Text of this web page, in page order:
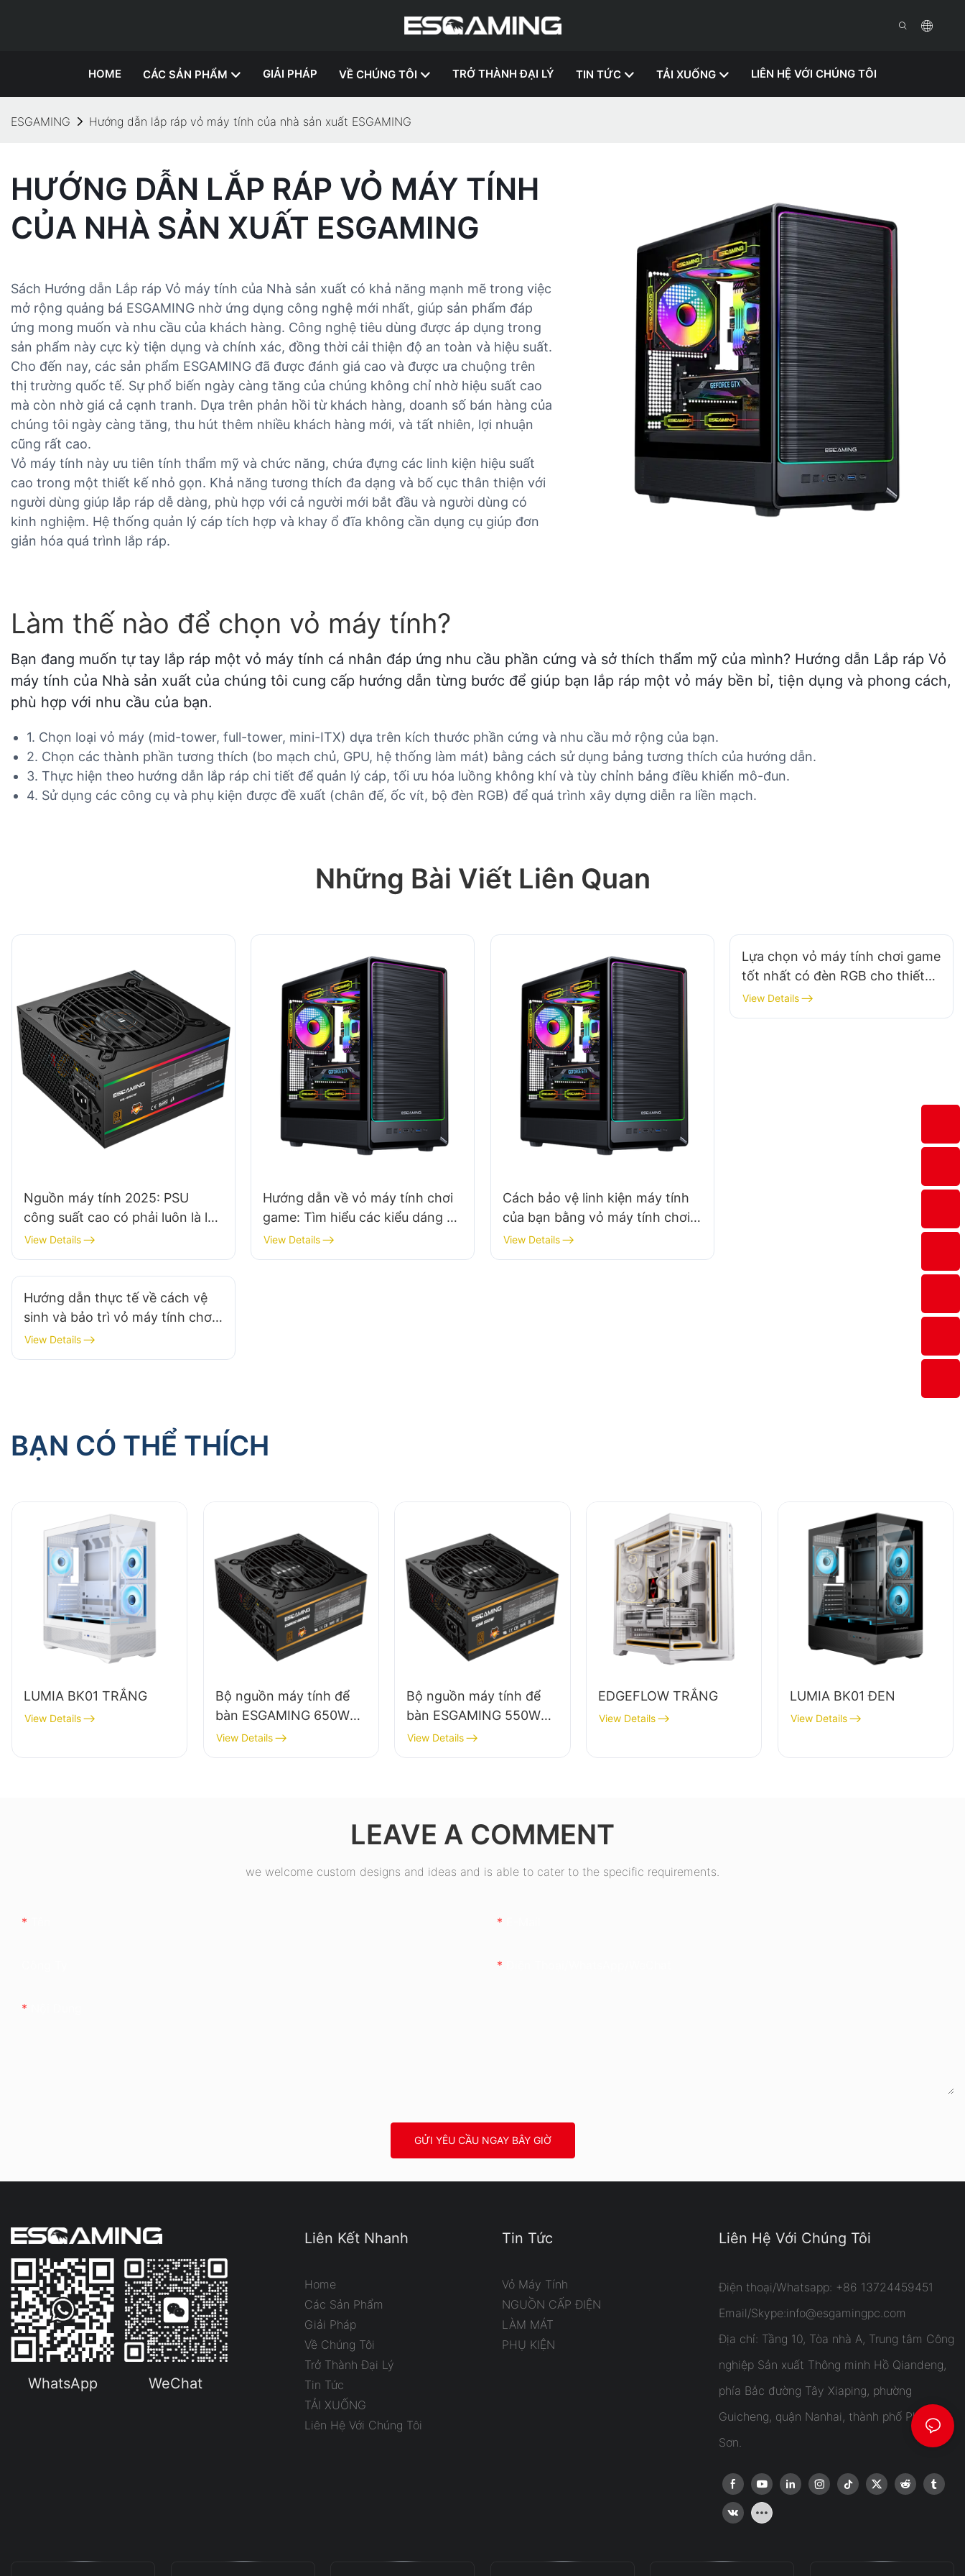
HOME CÁC SẢN PHẨM GIẢI PHÁP VỀ CHÚNG TÔI TRỞ THÀNH ĐẠI LÝ TIN TỨC TẢI XUỐNG LIÊN HỆ VỚI CHÚNG TÔI
ESGAMING Hướng dẫn lắp ráp vỏ máy tính của nhà sản xuất ESGAMING
HƯỚNG DẪN LẮP RÁP VỎ MÁY TÍNH
CỦA NHÀ SẢN XUẤT ESGAMING
Sách Hướng dẫn Lắp ráp Vỏ máy tính của Nhà sản xuất có khả năng mạnh mẽ trong việc
mở rộng quảng bá ESGAMING nhờ ứng dụng công nghệ mới nhất, giúp sản phẩm đáp
ứng mong muốn và nhu cầu của khách hàng. Công nghệ tiêu dùng được áp dụng trong
sản phẩm này cực kỳ tiện dụng và chính xác, đồng thời cải thiện độ an toàn và hiệu suất.
Cho đến nay, các sản phẩm ESGAMING đã được đánh giá cao và được ưa chuộng trên
thị trường quốc tế. Sự phổ biến ngày càng tăng của chúng không chỉ nhờ hiệu suất cao
mà còn nhờ giá cả cạnh tranh. Dựa trên phản hồi từ khách hàng, doanh số bán hàng của
chúng tôi ngày càng tăng, thu hút thêm nhiều khách hàng mới, và tất nhiên, lợi nhuận
cũng rất cao.
Vỏ máy tính này ưu tiên tính thẩm mỹ và chức năng, chứa đựng các linh kiện hiệu suất
cao trong một thiết kế nhỏ gọn. Khả năng tương thích đa dạng và bố cục thân thiện với
người dùng giúp lắp ráp dễ dàng, phù hợp với cả người mới bắt đầu và người dùng có
kinh nghiệm. Hệ thống quản lý cáp tích hợp và khay ổ đĩa không cần dụng cụ giúp đơn
giản hóa quá trình lắp ráp.
Làm thế nào để chọn vỏ máy tính?
Bạn đang muốn tự tay lắp ráp một vỏ máy tính cá nhân đáp ứng nhu cầu phần cứng và sở thích thẩm mỹ của mình? Hướng dẫn Lắp ráp Vỏ
máy tính của Nhà sản xuất của chúng tôi cung cấp hướng dẫn từng bước để giúp bạn lắp ráp một vỏ máy bền bỉ, tiện dụng và phong cách,
phù hợp với nhu cầu của bạn.
1. Chọn loại vỏ máy (mid-tower, full-tower, mini-ITX) dựa trên kích thước phần cứng và nhu cầu mở rộng của bạn.
2. Chọn các thành phần tương thích (bo mạch chủ, GPU, hệ thống làm mát) bằng cách sử dụng bảng tương thích của hướng dẫn.
3. Thực hiện theo hướng dẫn lắp ráp chi tiết để quản lý cáp, tối ưu hóa luồng không khí và tùy chỉnh bảng điều khiển mô-đun.
4. Sử dụng các công cụ và phụ kiện được đề xuất (chân đế, ốc vít, bộ đèn RGB) để quá trình xây dựng diễn ra liền mạch.
Những Bài Viết Liên Quan
Nguồn máy tính 2025: PSU
công suất cao có phải luôn là lựa
chọn tốt nhất cho máy tính của
bạn không?
View Details
Hướng dẫn về vỏ máy tính chơi
game: Tìm hiểu các kiểu dáng vỏ
máy khác nhau
View Details
Cách bảo vệ linh kiện máy tính
của bạn bằng vỏ máy tính chơi
game chất lượng
View Details
Lựa chọn vỏ máy tính chơi game
tốt nhất có đèn RGB cho thiết
lập phong cách
View Details
Hướng dẫn thực tế về cách vệ
sinh và bảo trì vỏ máy tính chơi
game của bạn
View Details
BẠN CÓ THỂ THÍCH
LUMIA BK01 TRẮNG
View Details
Bộ nguồn máy tính để
bàn ESGAMING 650W
chất lượng cao, hiệu
suất 85%, dạng module
View Details
Bộ nguồn máy tính để
bàn ESGAMING 550W
chất lượng cao, hiệu
suất 85%, đạt chuẩn
View Details
EDGEFLOW TRẮNG
View Details
LUMIA BK01 ĐEN
View Details
LEAVE A COMMENT
we welcome custom designs and ideas and is able to cater to the specific requirements.
GỬI YÊU CẦU NGAY BÂY GIỜ
WhatsApp WeChat
Liên Kết Nhanh
Home
Các Sản Phẩm
Giải Pháp
Về Chúng Tôi
Trở Thành Đại Lý
Tin Tức
TẢI XUỐNG
Liên Hệ Với Chúng Tôi
Tin Tức
Vỏ Máy Tính
NGUỒN CẤP ĐIỆN
LÀM MÁT
PHỤ KIỆN
Liên Hệ Với Chúng Tôi
Điện thoại/Whatsapp: +86 13724459451
Email/Skype:info@esgamingpc.com
Địa chỉ: Tầng 10, Tòa nhà A, Trung tâm Công
nghiệp Sản xuất Thông minh Hồ Qiandeng,
phía Bắc đường Tây Xiaping, phường
Guicheng, quận Nanhai, thành phố Phật
Sơn.